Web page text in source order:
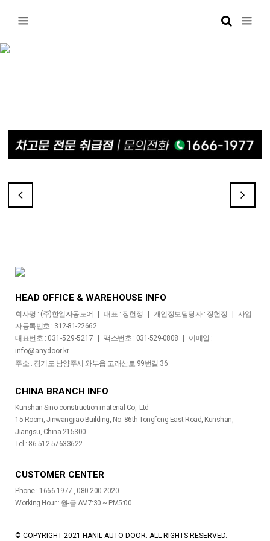
HEAD OFFICE & WAREHOUSE INFO
회사명 : (주)한일자동도어 | 대표 : 장헌정 | 개인정보담당자 : 장헌정 | 사업
자등록번호 : 312-81-22662
대표번호 : 031-529-5217 | 팩스번호 : 031-529-0808 | 이메일 :
info@anydoor.kr
주소 : 경기도 남양주시 와부읍 고래산로 99번길 36
CHINA BRANCH INFO
Kunshan Sino construction material Co,. Ltd
15 Room, Jinwangjiao Building, No. 86th Tongfeng East Road, Kunshan,
Jiangsu, China 215300
Tel : 86-512-57633622
CUSTOMER CENTER
Phone : 1666-1977 , 080-200-2020
Working Hour : 월-금 AM7:30 ~ PM5:00
© COPYRIGHT 2021 HANIL AUTO DOOR. ALL RIGHTS RESERVED.